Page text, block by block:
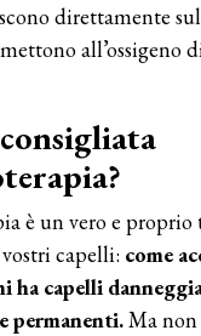
direttamente
all’ossigeno
è un vero e
capelli: come
ha capelli
permanenti.Ma non